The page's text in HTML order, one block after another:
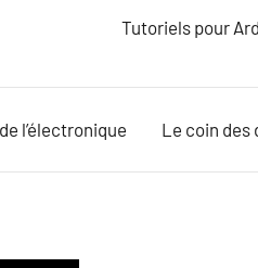
Tutoriels pour
l’électronique Le coin des